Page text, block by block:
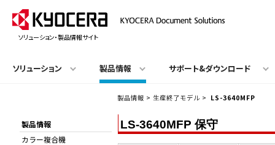
ソリューション・製品情報サイト
ソリューション 製品情報 サポート&ダウンロード
製品情報 > 生産終了モデル > LS-3640MFP
LS-3640MFP 保守
製品情報
カラー複合機